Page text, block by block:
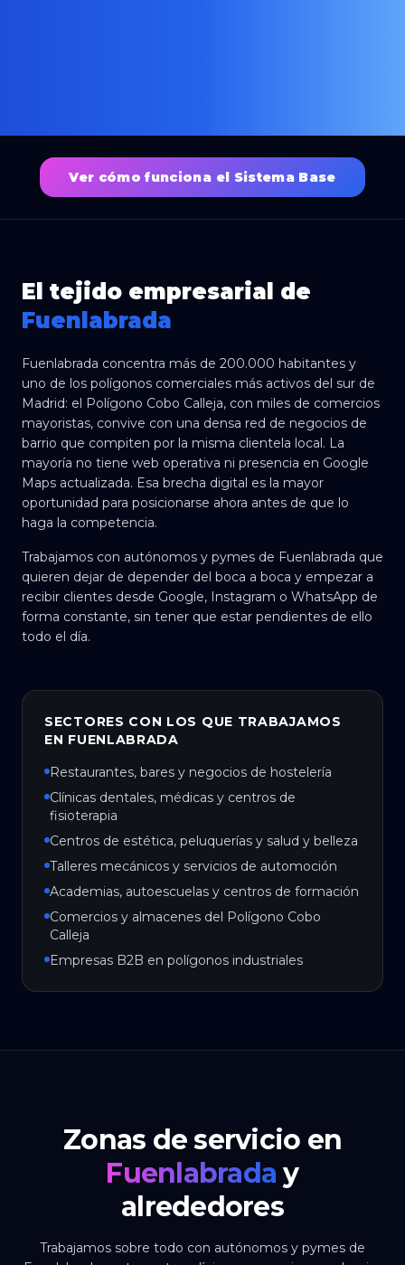
Ver cómo funciona el Sistema Base
El tejido empresarial de
Fuenlabrada
Fuenlabrada concentra más de 200.000 habitantes y
uno de los polígonos comerciales más activos del sur de
Madrid: el Polígono Cobo Calleja, con miles de comercios
mayoristas, convive con una densa red de negocios de
barrio que compiten por la misma clientela local. La
mayoría no tiene web operativa ni presencia en Google
Maps actualizada. Esa brecha digital es la mayor
oportunidad para posicionarse ahora antes de que lo
haga la competencia.
Trabajamos con autónomos y pymes de Fuenlabrada que
quieren dejar de depender del boca a boca y empezar a
recibir clientes desde Google, Instagram o WhatsApp de
forma constante, sin tener que estar pendientes de ello
todo el día.
SECTORES CON LOS QUE TRABAJAMOS
EN FUENLABRADA
Restaurantes, bares y negocios de hostelería
Clínicas dentales, médicas y centros de
fisioterapia
Centros de estética, peluquerías y salud y belleza
Talleres mecánicos y servicios de automoción
Academias, autoescuelas y centros de formación
Comercios y almacenes del Polígono Cobo
Calleja
Empresas B2B en polígonos industriales
Zonas de servicio en
Fuenlabrada y
alrededores
Trabajamos sobre todo con autónomos y pymes de